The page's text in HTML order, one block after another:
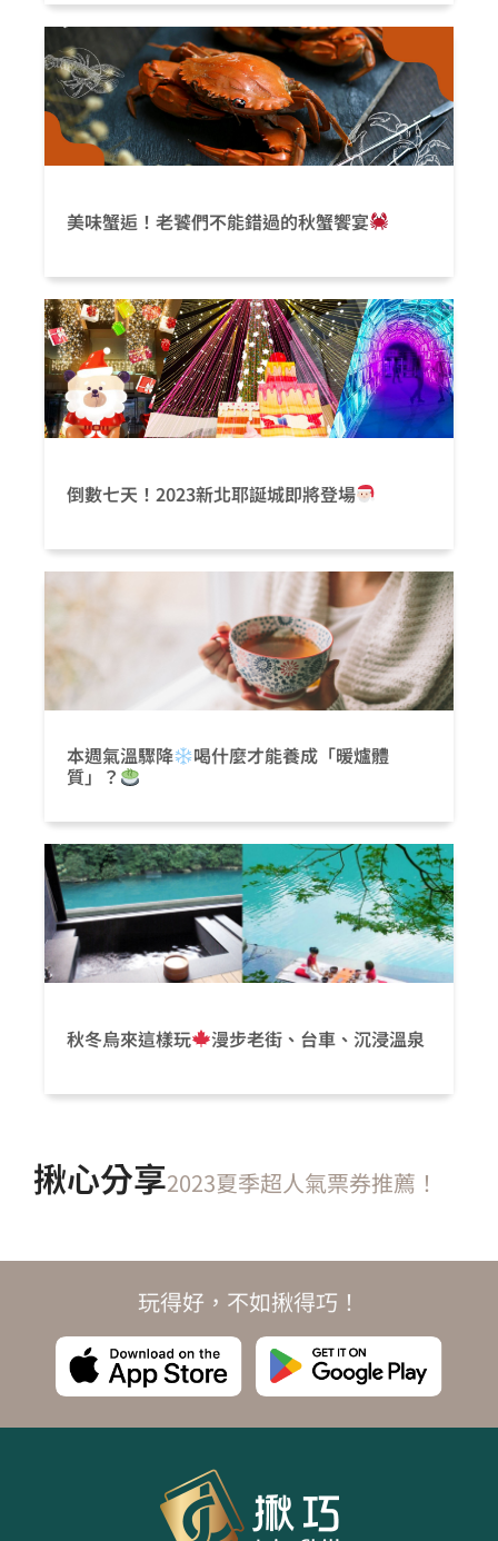
美味蟹逅！老饕們不能錯過的秋蟹饗宴
倒數七天！2023新北耶誕城即將登場
本週氣溫驟降 喝什麼才能養成「暖爐體
質」？
秋冬烏來這樣玩 漫步老街、台車、沉浸溫泉
揪心分享2023夏季超人氣票券推薦！
玩得好，不如揪得巧！